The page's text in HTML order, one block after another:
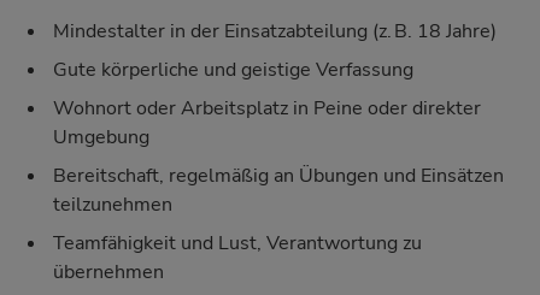
Mindestalter in der Einsatzabteilung (z. B. 18 Jahre)
Gute körperliche und geistige Verfassung
Wohnort oder Arbeitsplatz in Peine oder direkter
Umgebung
Bereitschaft, regelmäßig an Übungen und Einsätzen
teilzunehmen
Teamfähigkeit und Lust, Verantwortung zu
übernehmen